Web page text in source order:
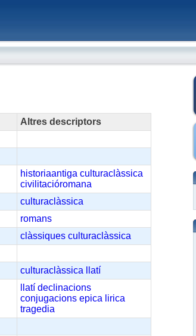
Altres descriptors
historiaantiga culturaclàssica
civilitacióromana
culturaclàssica
romans
clàssiques culturaclàssica
culturaclàssica
llatí
llatí declinacions
conjugacions epica lirica
tragedia